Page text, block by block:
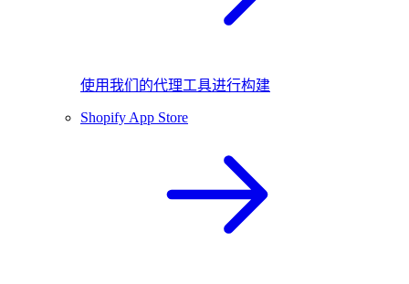
使用我们的代理工具进行构建
Shopify App Store